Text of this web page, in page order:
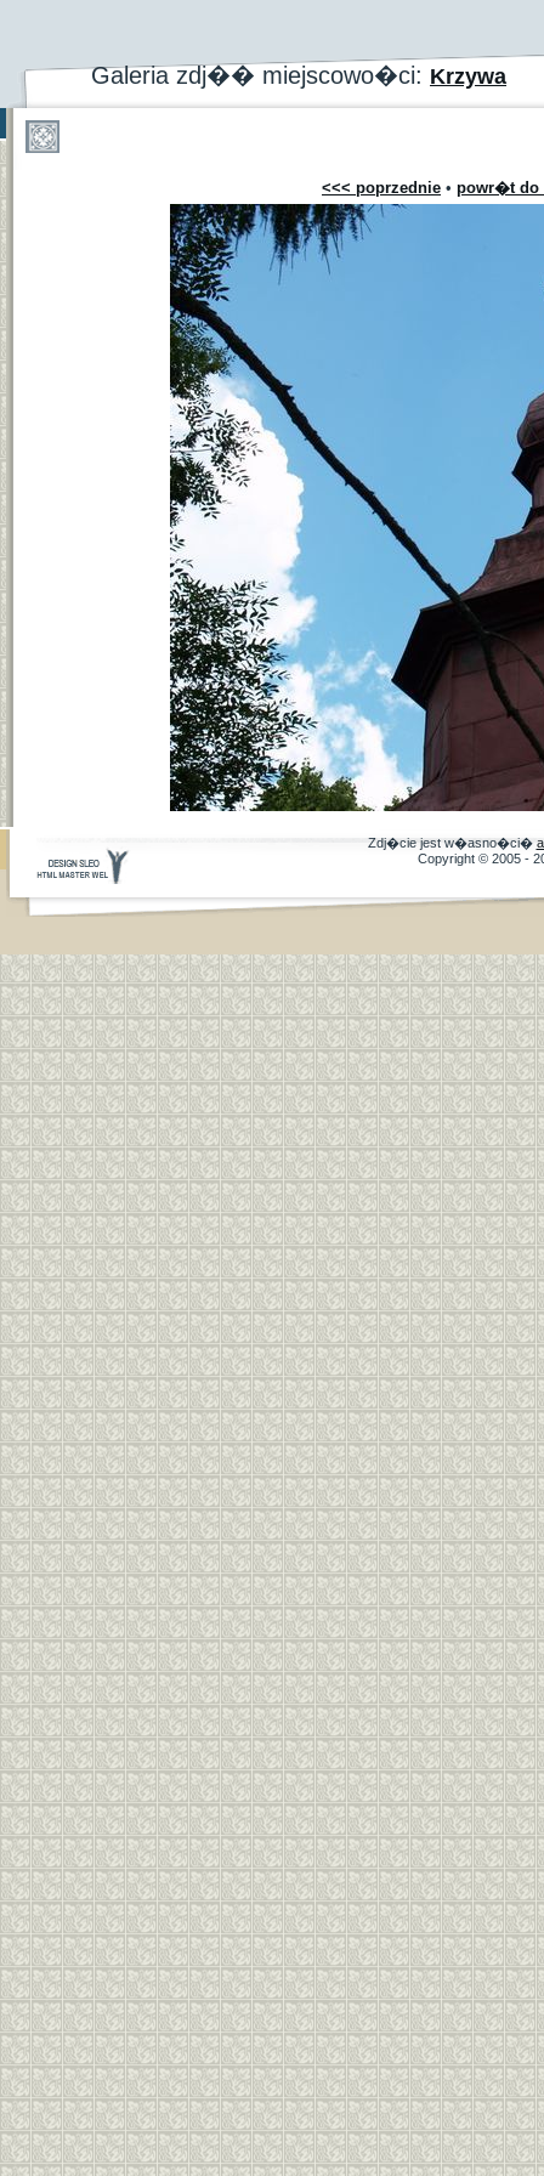
Galeria zdj�� miejscowo�ci: Krzywa
<<< poprzednie • powr�t do
Zdj�cie jest w�asno�ci�
Copyright © 2005 -